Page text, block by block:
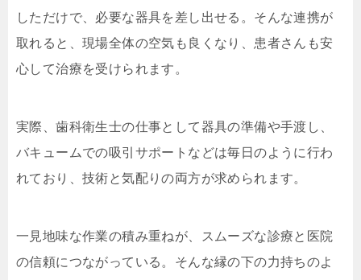
しただけで、必要な器具を差し出せる。そんな連携が
取れると、現場全体の空気も良くなり、患者さんも安
心して治療を受けられます。
実際、歯科衛生士の仕事として器具の準備や手渡し、
バキュームでの吸引サポートなどは毎日のように行わ
れており、技術と気配りの両方が求められます。
一見地味な作業の積み重ねが、スムーズな診療と医院
の信頼につながっている。そんな縁の下の力持ちのよ